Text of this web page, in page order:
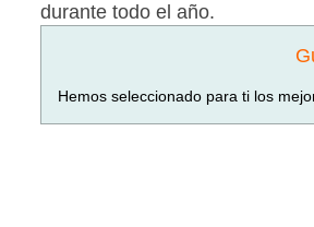
durante todo el año.
Hemos seleccionado para ti los